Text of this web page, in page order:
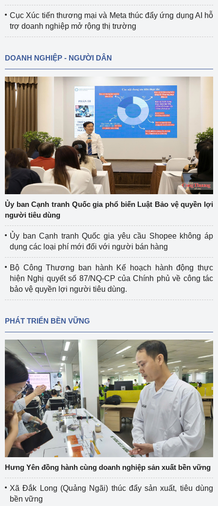
Cục Xúc tiến thương mại và Meta thúc đẩy ứng dụng AI hỗ
trợ doanh nghiệp mở rộng thị trường
DOANH NGHIỆP - NGƯỜI DÂN
Ủy ban Cạnh tranh Quốc gia phổ biến Luật Bảo vệ quyền lợi
người tiêu dùng
Ủy ban Cạnh tranh Quốc gia yêu cầu Shopee không áp
dụng các loại phí mới đối với người bán hàng
Bộ Công Thương ban hành Kế hoạch hành động thực
hiện Nghị quyết số 87/NQ-CP của Chính phủ về công tác
bảo vệ quyền lợi người tiêu dùng.
PHÁT TRIỂN BỀN VỮNG
Hưng Yên đồng hành cùng doanh nghiệp sản xuất bền vững
Xã Đắk Long (Quảng Ngãi) thúc đẩy sản xuất, tiêu dùng
bền vững